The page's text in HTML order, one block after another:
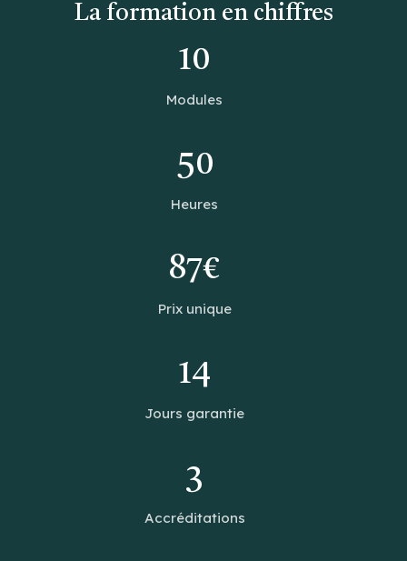
La formation en chiffres
10
Modules
50
Heures
87€
Prix unique
14
Jours garantie
3
Accréditations